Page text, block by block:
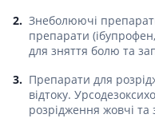
Знеболюючі
препарати
для зняття болю та
Препарати для
відтоку.
розрідження жовчі та